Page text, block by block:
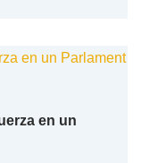
en un